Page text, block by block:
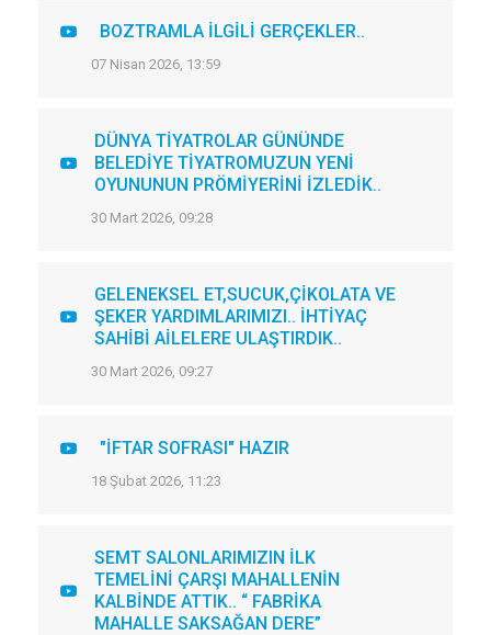
BOZTRAMLA İLGİLİ GERÇEKLER..
07 Nisan 2026, 13:59
DÜNYA TİYATROLAR GÜNÜNDE
BELEDİYE TİYATROMUZUN YENİ
OYUNUNUN PRÖMİYERİNİ İZLEDİK..
30 Mart 2026, 09:28
GELENEKSEL ET,SUCUK,ÇİKOLATA VE
ŞEKER YARDIMLARIMIZI.. İHTİYAÇ
SAHİBİ AİLELERE ULAŞTIRDIK..
30 Mart 2026, 09:27
"İFTAR SOFRASI" HAZIR
18 Şubat 2026, 11:23
SEMT SALONLARIMIZIN İLK
TEMELİNİ ÇARŞI MAHALLENİN
KALBİNDE ATTIK.. “ FABRİKA
MAHALLE SAKSAĞAN DERE”